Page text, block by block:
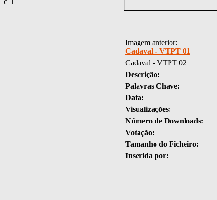
Imagem anterior:
Cadaval - VTPT 01
Cadaval - VTPT 02
Descrição:
Palavras Chave:
Data:
Visualizações:
Número de Downloads:
Votação:
Tamanho do Ficheiro:
Inserida por: